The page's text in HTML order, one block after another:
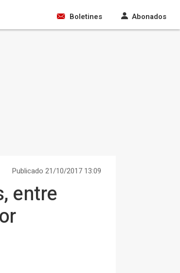
Boletines Abonados
Publicado 21/10/2017 13:09
entre